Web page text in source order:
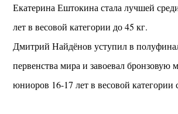
Екатерина Ештокина стала лучшей
лет в весовой категории до 45 кг.
Дмитрий Найдёнов уступил в
первенства мира и завоевал бронзовую
юниоров 16-17 лет в весовой категории